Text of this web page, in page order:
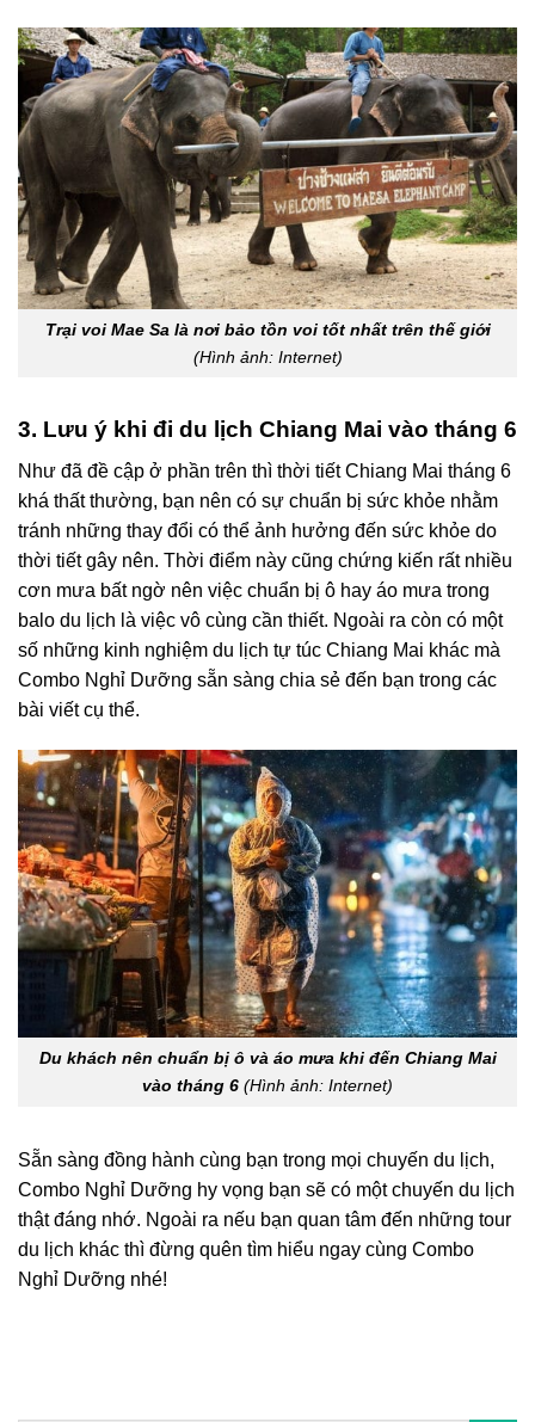
Trại voi Mae Sa là nơi bảo tồn voi tốt nhất trên thế giới
(Hình ảnh: Internet)
3. Lưu ý khi đi du lịch Chiang Mai vào tháng 6
Như đã đề cập ở phần trên thì thời tiết Chiang Mai tháng 6
khá thất thường, bạn nên có sự chuẩn bị sức khỏe nhằm
tránh những thay đổi có thể ảnh hưởng đến sức khỏe do
thời tiết gây nên. Thời điểm này cũng chứng kiến rất nhiều
cơn mưa bất ngờ nên việc chuẩn bị ô hay áo mưa trong
balo du lịch là việc vô cùng cần thiết. Ngoài ra còn có một
số những kinh nghiệm du lịch tự túc Chiang Mai khác mà
Combo Nghỉ Dưỡng sẵn sàng chia sẻ đến bạn trong các
bài viết cụ thể.
Du khách nên chuẩn bị ô và áo mưa khi đến Chiang Mai
vào tháng 6 (Hình ảnh: Internet)
Sẵn sàng đồng hành cùng bạn trong mọi chuyến du lịch,
Combo Nghỉ Dưỡng hy vọng bạn sẽ có một chuyến du lịch
thật đáng nhớ. Ngoài ra nếu bạn quan tâm đến những tour
du lịch khác thì đừng quên tìm hiểu ngay cùng Combo
Nghỉ Dưỡng nhé!